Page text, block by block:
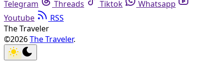
Telegram
Threads Tiktok
Whatsapp
Youtube
RSS
The Traveler
©2026The Traveler.